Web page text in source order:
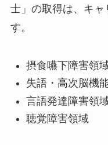
士」の取得は、キ
す。
摂食嚥下障害領
失語・高次脳機
言語発達障害領
聴覚障害領域